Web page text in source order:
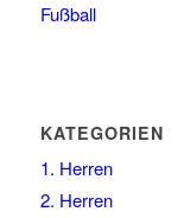
Fußball
KATEGORIEN
1. Herren
2. Herren